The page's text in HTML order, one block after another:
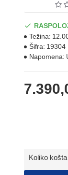
Težina:
Šifra: 19304
Napomena:
Koliko